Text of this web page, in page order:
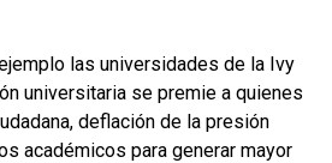
las universidades de la Ivy
universitaria se premie a quienes
deflación de la presión
académicos para generar mayor